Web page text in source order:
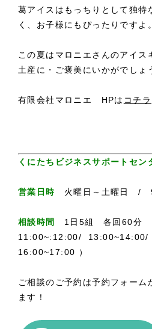
葛アイスはもっちりとして独特
く、お子様にもぴったりですよ。
この夏はマロニエさんのアイス
土産に・ご褒美にいかがでしょ
有限会社マロニエ HPは コチラ
くにたちビジネスサポートセン
営業日時 火曜日～土曜日 /
相談時間
1日5組 各回60分
11:00~:12:00/ 13:00~14:00/
16:00~17:00 ）
ご相談のご予約は予約フォーム
ます！